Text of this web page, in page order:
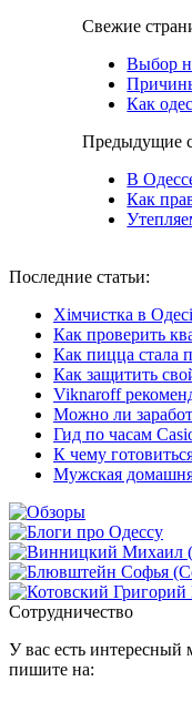
Свежие
Выбор
Как
Предыдущие
В
Как
Последние статьи:
Хімчистка в
Как проверить
Как пицца стала
Как защитить
Viknaroff
Можно ли
Гид по часам
К чему
Мужская
Сотрудничество
У вас есть интересный
пишите на: